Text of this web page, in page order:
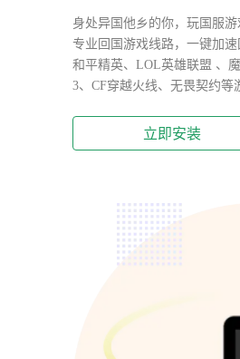
身处异国他乡的你，玩国服
专业回国游戏线路，一键加
和平精英、LOL英雄联盟 、
3、CF穿越火线、无畏契约等
立即安装